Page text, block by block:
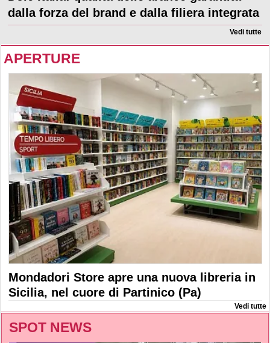
dalla forza del brand e dalla filiera integrata
Vedi tutte
APERTURE
Mondadori Store apre una nuova libreria in
Sicilia, nel cuore di Partinico (Pa)
Vedi tutte
SPOT NEWS